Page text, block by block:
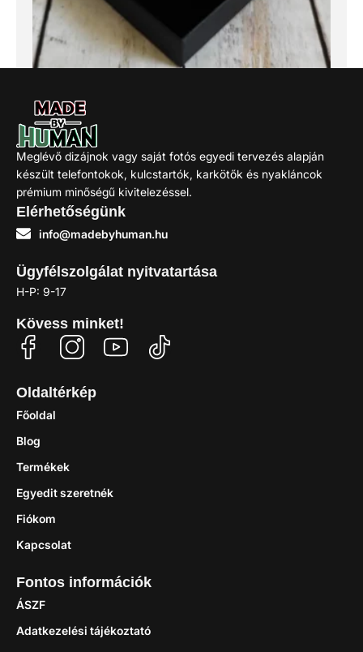
aranyfény gyöngy karkötő
Kosárba
Meglévő dizájnok vagy saját fotós egyedi tervezés alapján
készült telefontokok, kulcstartók, karkötők és nyakláncok
prémium minőségű kivitelezéssel.
Elérhetőségünk
info@madebyhuman.hu
Ügyfélszolgálat nyitvatartása
H-P: 9-17
Kövess minket!
Oldaltérkép
Főoldal
Blog
Termékek
Egyedit szeretnék
Fiókom
Kapcsolat
Fontos információk
ÁSZF
Adatkezelési tájékoztató